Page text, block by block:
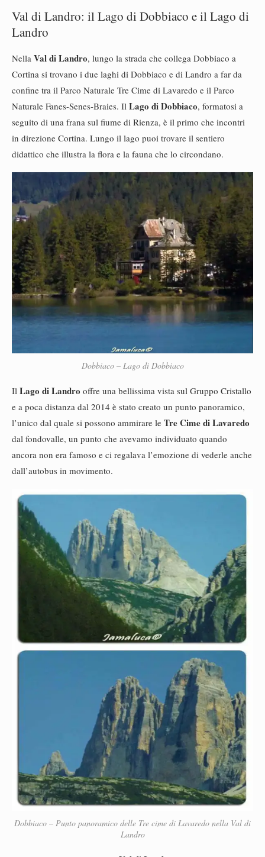
Val di Landro: il Lago di Dobbiaco e il Lago di
Landro
Nella Val di Landro, lungo la strada che collega Dobbiaco a
Cortina si trovano i due laghi di Dobbiaco e di Landro a far da
confine tra il Parco Naturale Tre Cime di Lavaredo e il Parco
Naturale Fanes-Senes-Braies. Il Lago di Dobbiaco, formatosi a
seguito di una frana sul fiume di Rienza, è il primo che incontri
in direzione Cortina. Lungo il lago puoi trovare il sentiero
didattico che illustra la flora e la fauna che lo circondano.
Dobbiaco – Lago di Dobbiaco
Il Lago di Landro offre una bellissima vista sul Gruppo Cristallo
e a poca distanza dal 2014 è stato creato un punto panoramico,
l’unico dal quale si possono ammirare le Tre Cime di Lavaredo
dal fondovalle, un punto che avevamo individuato quando
ancora non era famoso e ci regalava l’emozione di vederle anche
dall’autobus in movimento.
Dobbiaco – Punto panoramico delle Tre cime di Lavaredo nella Val di
Landro